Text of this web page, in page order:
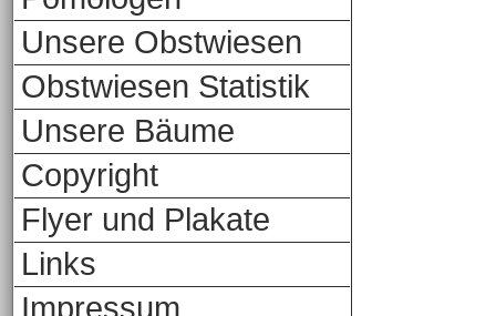
Unsere Obstwiesen
Obstwiesen Statistik
Unsere Bäume
Copyright
Flyer und Plakate
Links
Impressum